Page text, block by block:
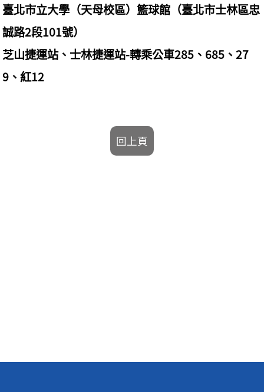
臺北市立大學（天母校區）籃球館（臺北市士林區忠
誠路2段101號）
芝山捷運站、士林捷運站-轉乘公車285、685、27
9、紅12